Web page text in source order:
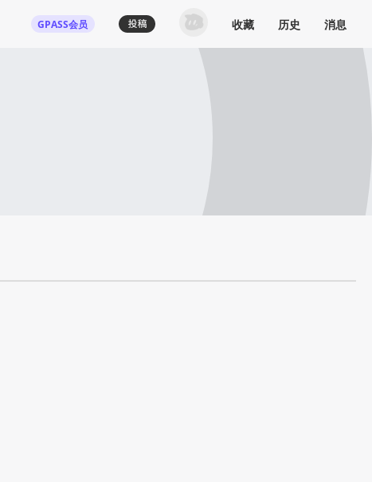
GPASS会员 收藏 历史 消息